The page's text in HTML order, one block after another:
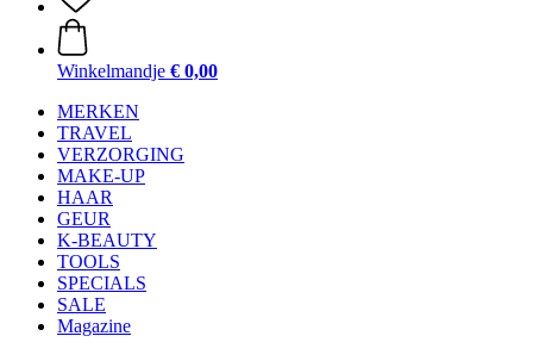
Winkelmandje € 0,00
MERKEN
TRAVEL
VERZORGING
MAKE-UP
HAAR
GEUR
K-BEAUTY
TOOLS
SPECIALS
SALE
Magazine